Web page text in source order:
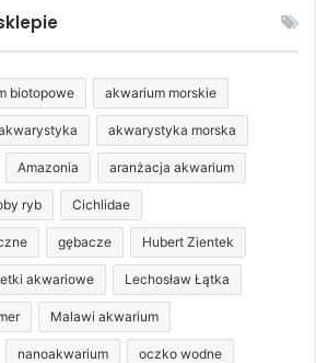
biotopowe akwarium morskie
akwarystyka morska
Amazonia aranżacja akwarium
ryb Cichlidae
gębacze Hubert Zientek
akwariowe Lechosław Łątka
Malawi akwarium
nanoakwarium oczko wodne